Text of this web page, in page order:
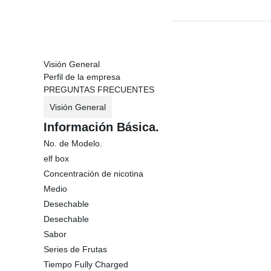
Visión General
Perfil de la empresa
PREGUNTAS FRECUENTES
Visión General
Información Básica.
No. de Modelo.
elf box
Concentración de nicotina
Medio
Desechable
Desechable
Sabor
Series de Frutas
Tiempo Fully Charged